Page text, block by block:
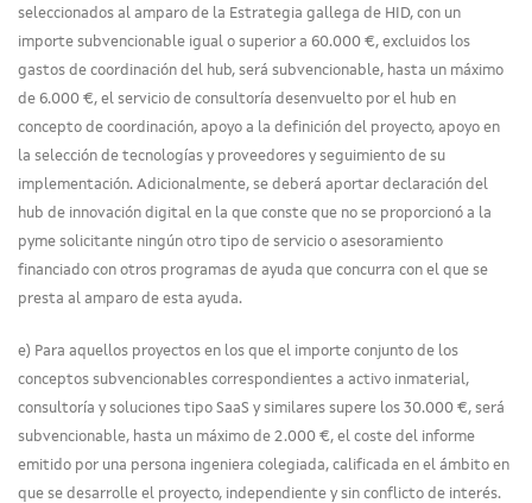
seleccionados al amparo de la Estrategia gallega de HID, con un
importe subvencionable igual o superior a 60.000 €, excluidos los
gastos de coordinación del hub, será subvencionable, hasta un máximo
de 6.000 €, el servicio de consultoría desenvuelto por el hub en
concepto de coordinación, apoyo a la definición del proyecto, apoyo en
la selección de tecnologías y proveedores y seguimiento de su
implementación. Adicionalmente, se deberá aportar declaración del
hub de innovación digital en la que conste que no se proporcionó a la
pyme solicitante ningún otro tipo de servicio o asesoramiento
financiado con otros programas de ayuda que concurra con el que se
presta al amparo de esta ayuda.
e) Para aquellos proyectos en los que el importe conjunto de los
conceptos subvencionables correspondientes a activo inmaterial,
consultoría y soluciones tipo SaaS y similares supere los 30.000 €, será
subvencionable, hasta un máximo de 2.000 €, el coste del informe
emitido por una persona ingeniera colegiada, calificada en el ámbito en
que se desarrolle el proyecto, independiente y sin conflicto de interés.